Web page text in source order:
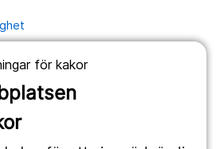
för kakor